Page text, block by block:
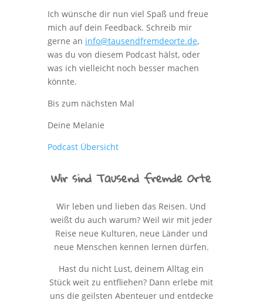
Ich wünsche dir nun viel Spaß und freue
mich auf dein Feedback. Schreib mir
gerne an info@tausendfremdeorte.de,
was du von diesem Podcast hälst, oder
was ich vielleicht noch besser machen
könnte.
Bis zum nächsten Mal
Deine Melanie
Podcast Übersicht
Wir sind Tausend fremde Orte
Wir leben und lieben das Reisen. Und
weißt du auch warum? Weil wir mit jeder
Reise neue Kulturen, neue Länder und
neue Menschen kennen lernen dürfen.
Hast du nicht Lust, deinem Alltag ein
Stück weit zu entfliehen? Dann erlebe mit
uns die geilsten Abenteuer und entdecke